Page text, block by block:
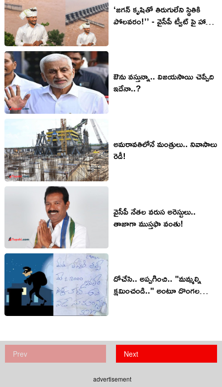
‘జగన్ కృషితో తిరుగులేని స్థితికి
పోలవరం!’’ - వైసీపీ ట్వీట్ పై హాట్
ఔను వస్తున్నా.. విజయసాయి చెప్పేది
ఇదేనా..?
అమ‌రావ‌తిలోనే మంత్రులు.. నివాసాలు
రెడీ!
వైసీపీ నేత‌ల వ‌రుస అరెస్టులు..
తాజాగా ముస్త‌ఫా వంతు!
దోచేసి.. అప్పగించి.. "మమ్మల్ని
క్షమించండి.." అంటూ దొంగల
Prev Next
advertisement